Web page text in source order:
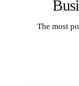
The most